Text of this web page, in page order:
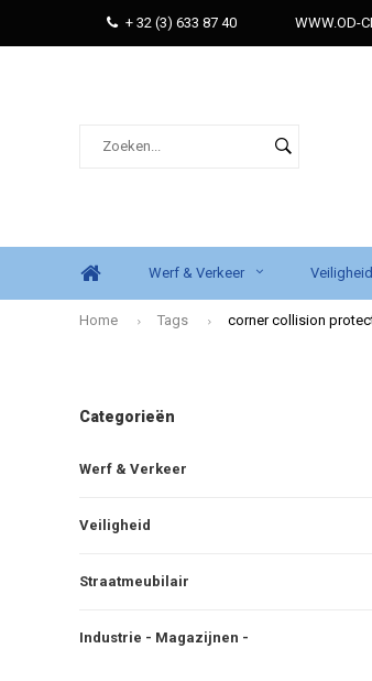
+ 32 (3) 633 87 40 WWW.OD-
Werf & Verkeer Veiligheid
Home Tags corner collision
Categorieën
Werf & Verkeer
Veiligheid
Straatmeubilair
Industrie - Magazijnen -